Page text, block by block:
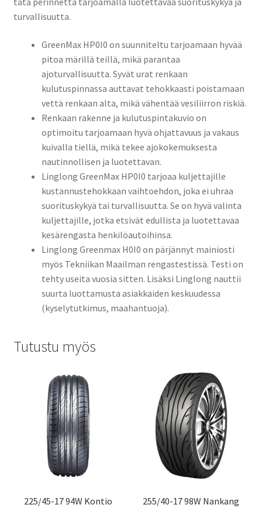
turvallisuutta.
GreenMax HP0I0 on suunniteltu tarjoamaan hyvää
pitoa märillä teillä, mikä parantaa
ajoturvallisuutta. Syvät urat renkaan
kulutuspinnassa auttavat tehokkaasti poistamaan
vettä renkaan alta, mikä vähentää vesiliirron riskiä.
Renkaan rakenne ja kulutuspintakuvio on
optimoitu tarjoamaan hyvä ohjattavuus ja vakaus
kuivalla tiellä, mikä tekee ajokokemuksesta
nautinnollisen ja luotettavan.
Linglong GreenMax HP0I0 tarjoaa kuljettajille
kustannustehokkaan vaihtoehdon, joka ei uhraa
suorituskykyä tai turvallisuutta. Se on hyvä valinta
kuljettajille, jotka etsivät edullista ja luotettavaa
kesärengasta henkilöautoihinsa.
Linglong Greenmax H0I0 on pärjännyt mainiosti
myös Tekniikan Maailman rengastestissä. Testi on
tehty useita vuosia sitten. Lisäksi Linglong nauttii
suurta luottamusta asiakkaiden keskuudessa
(kyselytutkimus, maahantuoja).
Tutustu myös
225/45-17 94W Kontio
255/40-17 98W Nankang